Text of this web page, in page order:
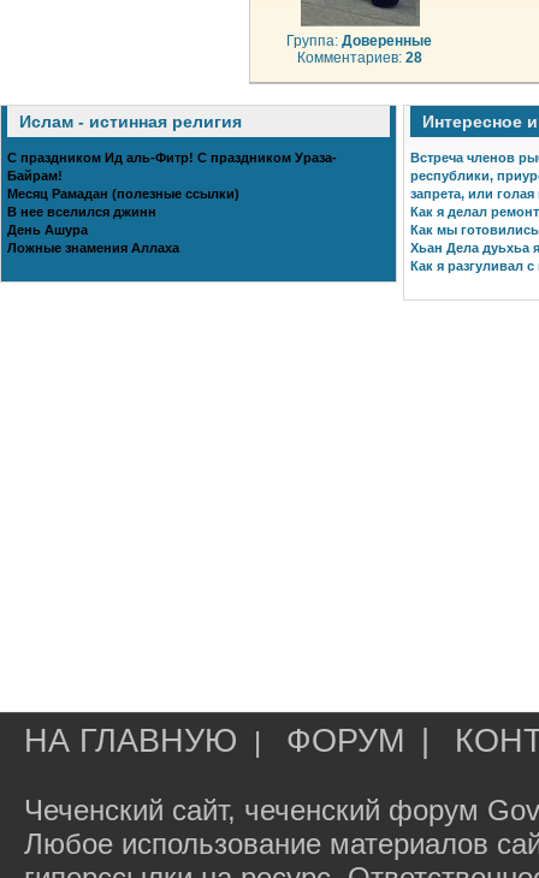
Группа:Доверенные
Комментариев: 28
Ислам - истинная религия
С праздником Ид аль-Фитр! С праздником Ураза-
Байрам!
Месяц Рамадан (полезные ссылки)
В нее вселился джинн
День Ашура
Ложные знамения Аллаха
Интересное
Встреча членов
республики,
запрета, или
Как я делал
Как мы
Хьан Дела дуьхьа
Как я разгуливал
НА ГЛАВНУЮ | ФОРУМ
Чеченский сайт, чеченский форум
Любое использование материалов